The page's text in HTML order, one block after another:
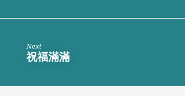
Next
祝福滿滿